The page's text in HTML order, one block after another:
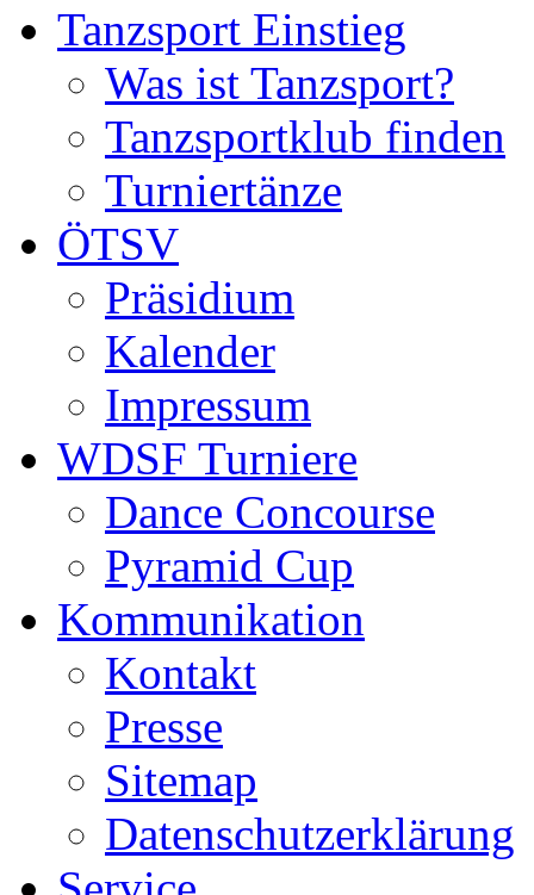
Tanzsport Einstieg
Was ist Tanzsport?
Tanzsportklub finden
Turniertänze
ÖTSV
Präsidium
Kalender
Impressum
WDSF Turniere
Dance Concourse
Pyramid Cup
Kommunikation
Kontakt
Presse
Sitemap
Datenschutzerklärung